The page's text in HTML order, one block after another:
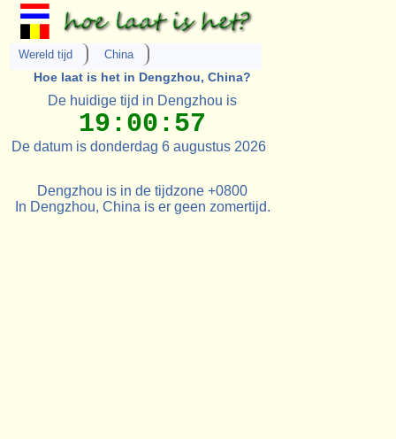
Wereld tijd China
Hoe laat is het in Dengzhou, China?
De huidige tijd in Dengzhou is
19:00:57
De datum is donderdag 6 augustus 2026
Dengzhou is in de tijdzone +0800
In Dengzhou, China is er geen zomertijd.